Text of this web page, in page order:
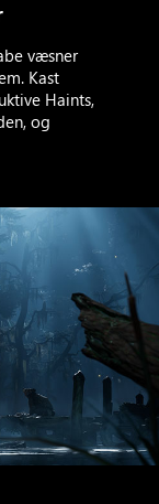
væsner
Kast
Haints,
og